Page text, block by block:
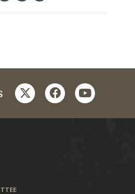
twitterfacebookyoutube